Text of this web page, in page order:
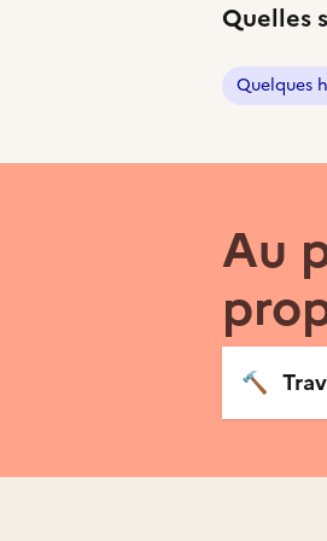
Quelles
Quelques
Au
🔨